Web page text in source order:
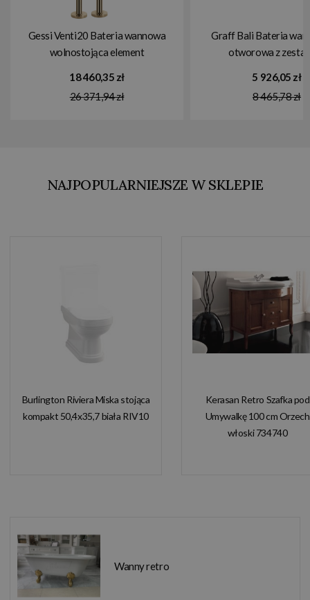
Gessi Venti20 Bateria wannowa
wolnostojąca element
65128.735
18 460,35 zł
26 371,94 zł
Graff Bali Bateria
otworowa z
LM21B
5 926,05 zł
8 465,78 zł
NAJPOPULARNIEJSZE W SKLEPIE
Burlington Riviera Miska stojąca
kompakt 50,4x35,7 biała RIV10
Kerasan Retro Szafka pod
Umywalkę 100 cm Orzech
włoski 734740
Wanny retro